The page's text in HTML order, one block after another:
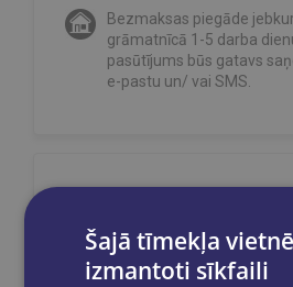
Bezmaksas piegāde
grāmatnīcā 1-5 darba
pasūtījums būs gatavs
e-pastu un/ vai SMS.
Šajā tīmekļa
izmantoti sīkfaili